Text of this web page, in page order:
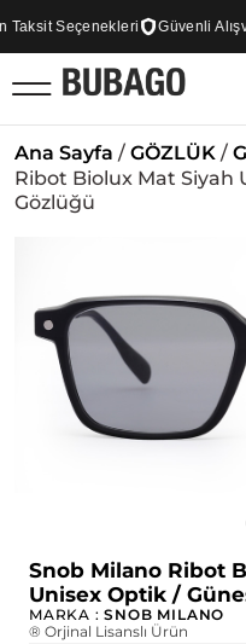
Seçenekleri Güvenli
Ana Sayfa / GÖZLÜK /
Ribot Biolux Mat Siyah
Gözlüğü
Snob Milano Ribot
Unisex Optik /
MARKA :SNOB MILANO
® Orjinal Lisanslı Ürün